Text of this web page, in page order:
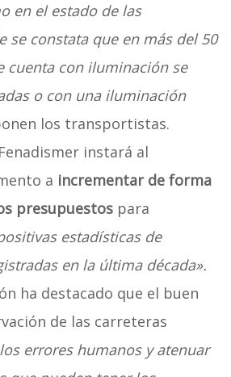
en el estado de las
se constata que en más del 50
cuenta con iluminación se
o con una iluminación
los transportistas.
instará al
a incrementar de forma
presupuestospara
estadísticas de
en la última década».
ha destacado que el buen
de las carreteras
errores humanos y atenuar